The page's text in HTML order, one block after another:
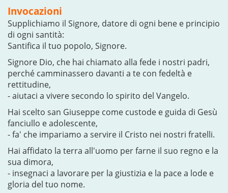
Invocazioni
Supplichiamo il Signore, datore di ogni bene e principio
di ogni santità:
Santifica il tuo popolo, Signore.
Signore Dio, che hai chiamato alla fede i nostri padri,
perché camminassero davanti a te con fedeltà e
rettitudine,
- aiutaci a vivere secondo lo spirito del Vangelo.
Hai scelto san Giuseppe come custode e guida di Gesù
fanciullo e adolescente,
- fa' che impariamo a servire il Cristo nei nostri fratelli.
Hai affidato la terra all'uomo per farne il suo regno e la
sua dimora,
- insegnaci a lavorare per la giustizia e la pace a lode e
gloria del tuo nome.